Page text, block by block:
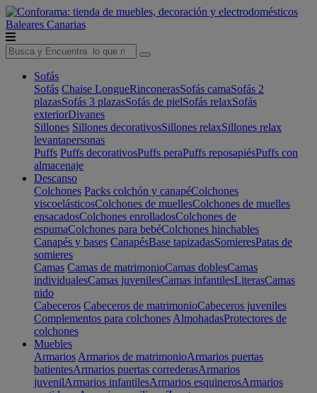
Baleares Canarias
Sofás
Sofás Chaise LongueRinconerasSofás camaSofás 2
plazasSofás 3 plazasSofás de pielSofás relaxSofás
exteriorDivanes
Sillones Sillones decorativosSillones relaxSillones relax
levantapersonas
Puffs Puffs decorativosPuffs peraPuffs reposapiésPuffs con
almacenaje
Descanso
Colchones Packs colchón y canapéColchones
viscoelásticosColchones de muellesColchones de muelles
ensacadosColchones enrolladosColchones de
espumaColchones para bebéColchones hinchables
Canapés y bases CanapésBase tapizadasSomieresPatas de
somieres
Camas Camas de matrimonioCamas doblesCamas
individualesCamas juvenilesCamas infantilesLiterasCamas
nido
Cabeceros Cabeceros de matrimonioCabeceros juveniles
Complementos para colchones AlmohadasProtectores de
colchones
Muebles
Armarios Armarios de matrimonioArmarios puertas
batientesArmarios puertas correderasArmarios
juvenilArmarios infantilesArmarios esquinerosArmarios